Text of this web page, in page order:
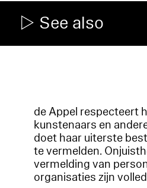
See also
de Appel respecteert
kunstenaars en
doet haar uiterste
te vermelden.
vermelding van
organisaties zijn